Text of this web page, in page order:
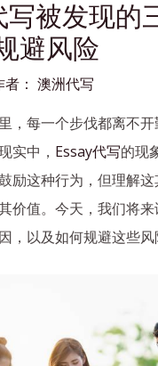
写被发现的
避风险
： 澳洲代写
，每一个步伐都离不
实中， Essay代写的现
励这种行为，但理解
价值。今天，我们将
，以及如何规避这些风